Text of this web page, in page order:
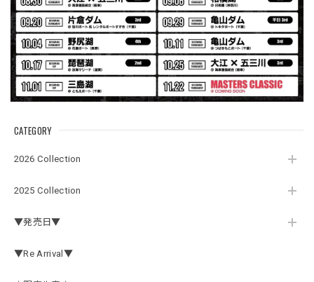
CATEGORY
2026 Collection
2025 Collection
▼発売日▼
▼Re Arrival▼
Electric Motor Wire Code Jacket
2026/07/30
ネオプレーンの生地のしなやかな品で、何にでも使えるバス
マニアファンには、欠かせないアイテムですよ。ワイヤージ
ャケットは、もちろん 車内の、ロッドバーにマッチして、
気分も上がります。
定です。 可愛いですよ。 生地もしっかりしていて良かった